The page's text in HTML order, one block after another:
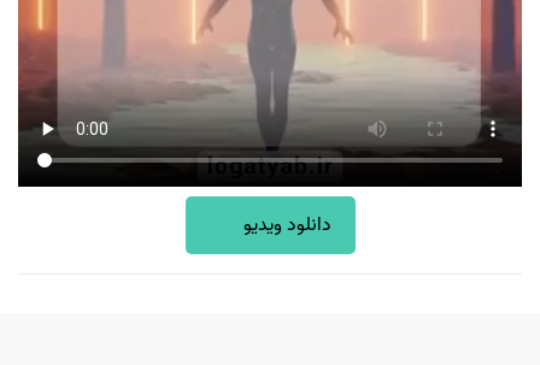
دانلود ویدیو